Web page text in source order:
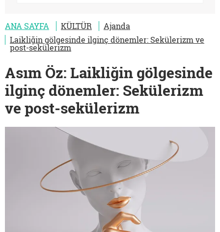
ANA SAYFA KÜLTÜR
Ajanda
Laikliğin gölgesinde ilginç dönemler: Sekülerizm ve
post-sekülerizm
Asım Öz: Laikliğin gölgesinde
ilginç dönemler: Sekülerizm
ve post-sekülerizm